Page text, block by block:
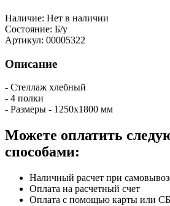
Наличие: Нет в наличии
Состояние: Б/у
Артикул: 00005322
Описание
- Стеллаж хлебный
- 4 полки
- Размеры - 1250х1800 мм
Можете оплатить
способами:
Наличный расчет при
Оплата на расчетный счет
Оплата с помощью карты или